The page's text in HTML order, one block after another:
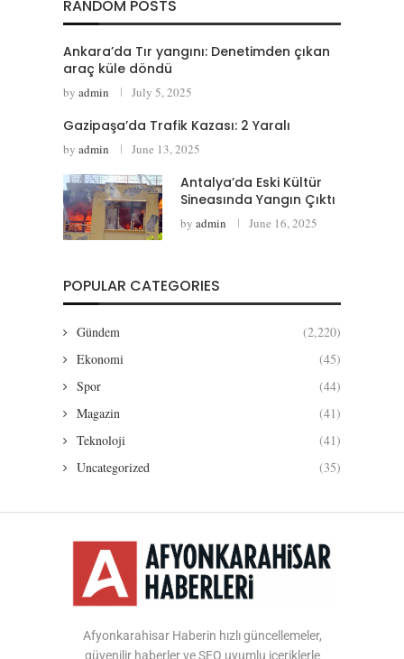
RANDOM POSTS
Ankara’da Tır yangını: Denetimden çıkan
araç küle döndü
by admin July 5, 2025
Gazipaşa’da Trafik Kazası: 2 Yaralı
by admin June 13, 2025
Antalya’da Eski Kültür
Sineasında Yangın Çıktı
by admin June 16, 2025
POPULAR CATEGORIES
Gündem
(2,220)
Ekonomi
(45)
Spor
(44)
Magazin
(41)
Teknoloji
(41)
Uncategorized
(35)
Afyonkarahisar Haberin hızlı güncellemeler,
güvenilir haberler ve SEO uyumlu içeriklerle